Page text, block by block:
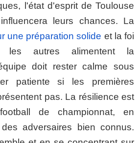
l'état d'esprit de Toulouse
leurs chances. La
une préparation solide et la foi
autres alimentent la
doit rester calme sous
patiente si les premières
pas. La résilience est
de championnat, en
adversaires bien connus.